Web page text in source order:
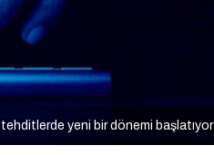
yeni bir dönemi başlatıyor